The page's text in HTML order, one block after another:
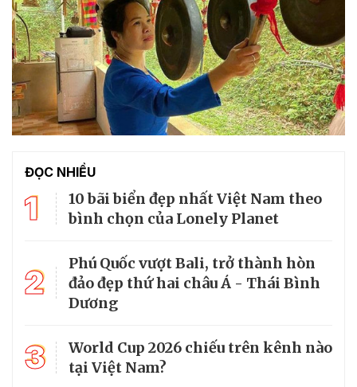
ĐỌC NHIỀU
1
10 bãi biển đẹp nhất Việt Nam theo
bình chọn của Lonely Planet
2
Phú Quốc vượt Bali, trở thành hòn
đảo đẹp thứ hai châu Á - Thái Bình
Dương
3
World Cup 2026 chiếu trên kênh nào
tại Việt Nam?